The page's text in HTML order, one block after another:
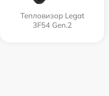
Тепловизор Legat
3F54 Gen.2